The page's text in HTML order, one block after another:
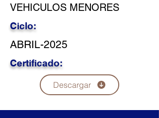
VEHICULOS MENORES
Ciclo:
ABRIL-2025
Certificado:
Descargar